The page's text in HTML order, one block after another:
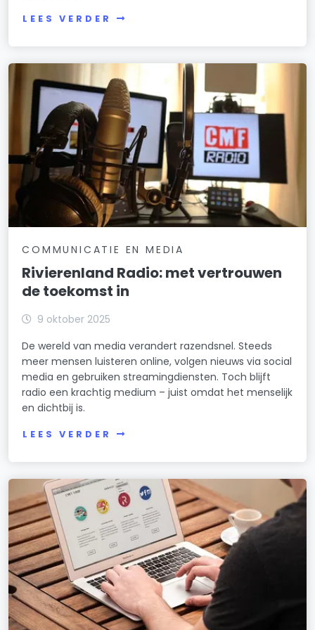
LEES VERDER
COMMUNICATIE EN MEDIA
Rivierenland Radio: met vertrouwen
de toekomst in
9 oktober 2025
De wereld van media verandert razendsnel. Steeds
meer mensen luisteren online, volgen nieuws via social
media en gebruiken streamingdiensten. Toch blijft
radio een krachtig medium – juist omdat het menselijk
en dichtbij is.
LEES VERDER